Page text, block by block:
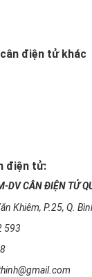
điện tử khác
điện tử:
DV CÂN ĐIỆN TỬ
Khiêm, P.25, Q.
593